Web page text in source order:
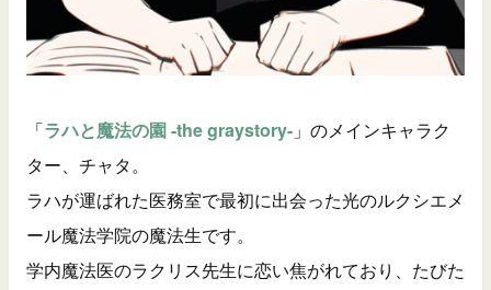
「ラハと魔法の園 -the graystory- 」のメインキャラク
ター、チャタ。
ラハが運ばれた医務室で最初に出会った光のルクシエメ
ール魔法学院の魔法生です。
学内魔法医のラクリス先生に恋い焦がれており、たびた